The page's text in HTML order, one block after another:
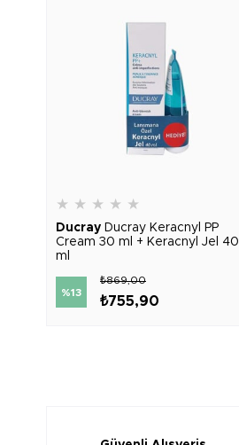
★ ★ ★ ★ ★
Ducray Ducray Keracnyl PP
Cream 30 ml + Keracnyl Jel 40
ml
%13
₺755,90
₺869,00